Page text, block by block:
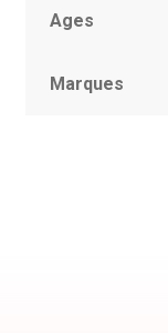
Ages
Marques